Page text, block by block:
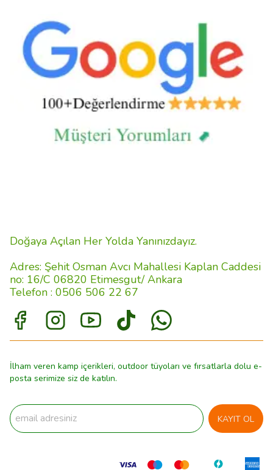
Doğaya Açılan Her Yolda Yanınızdayız.
Adres: Şehit Osman Avcı Mahallesi Kaplan Caddesi
no: 16/C 06820 Etimesgut/ Ankara
Telefon : 0506 506 22 67
İlham veren kamp içerikleri, outdoor tüyoları ve fırsatlarla dolu e-
posta serimize siz de katılın.
KAYIT OL